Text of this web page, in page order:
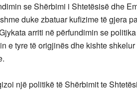
se Shërbimi i Shtetësisë dhe
duke zbatuar kufizime të gjera
arriti në përfundimin se
e tyre të origjinës dhe kishte
një politikë të Shërbimit te